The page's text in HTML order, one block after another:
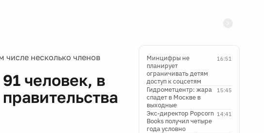
числе несколько членов
человек, в
16:51
Минцифры не
планирует
ограничивать детям
доступ к соцсетям
15:45
Гидрометцентр: жара
спадет в Москве в
выходные
14:41
Экс-директор Popcorn
Books получил четыре
года условно